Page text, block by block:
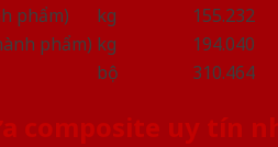
phẩm) kg 155.232
phẩm) kg
194.040
bộ 310.464
composite uy tín